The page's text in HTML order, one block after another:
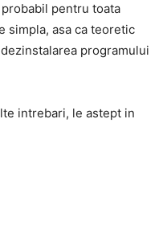
pentru toata
simpla, asa ca teoretic
programului
intrebari, le astept in